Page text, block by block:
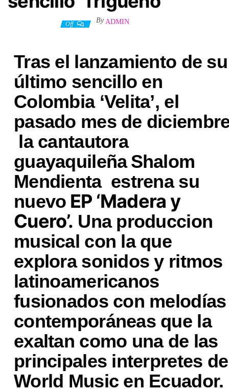
Off By ADMIN
Tras el lanzamiento de su
último sencillo en
Colombia ‘Velita’, el
pasado mes de
la cantautora
guayaquileña Shalom
Mendienta estrena su
nuevo EP ‘Madera y
Cuero’. Una produccion
musical con la que
explora sonidos y ritmos
latinoamericanos
fusionados con melodías
contemporáneas que la
exaltan como una de las
principales interpretes de
World Music en Ecuador.